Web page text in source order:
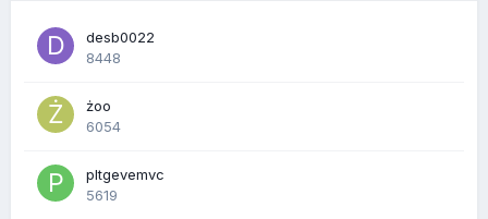
desb0022
8448
żoo
6054
pltgevemvc
5619